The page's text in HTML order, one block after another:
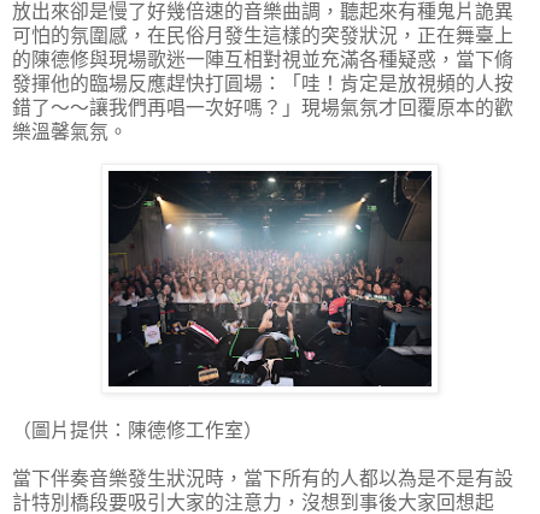
放出來卻是慢了好幾倍速的音樂曲調，聽起來有種鬼片詭異
可怕的氛圍感，在民俗月發生這樣的突發狀況，正在舞臺上
的陳德修與現場歌迷一陣互相對視並充滿各種疑惑，當下脩
發揮他的臨場反應趕快打圓場：「哇！肯定是放視頻的人按
錯了～～讓我們再唱一次好嗎？」現場氣氛才回覆原本的歡
樂溫馨氣氛。
（圖片提供：陳德修工作室）
當下伴奏音樂發生狀況時，當下所有的人都以為是不是有設
計特別橋段要吸引大家的注意力，沒想到事後大家回想起